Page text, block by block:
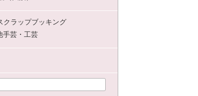
クラップブッキング
手芸・工芸